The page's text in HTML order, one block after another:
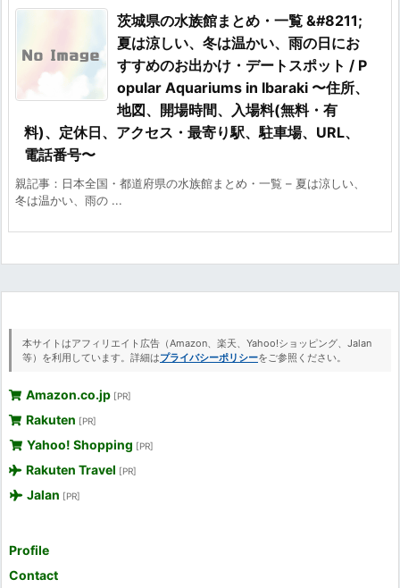
茨城県の水族館まとめ・一覧 &#8211;
夏は涼しい、冬は温かい、雨の日にお
すすめのお出かけ・デートスポット / P
opular Aquariums in Ibaraki 〜住所、
地図、開場時間、入場料(無料・有
料)、定休日、アクセス・最寄り駅、駐車場、URL、
電話番号〜
親記事：日本全国・都道府県の水族館まとめ・一覧 – 夏は涼しい、
冬は温かい、雨の ...
本サイトはアフィリエイト広告（Amazon、楽天、Yahoo!ショッピング、Jalan
等）を利用しています。詳細はプライバシーポリシーをご参照ください。
Amazon.co.jp [PR]
Rakuten [PR]
Yahoo! Shopping [PR]
Rakuten Travel [PR]
Jalan [PR]
Profile
Contact